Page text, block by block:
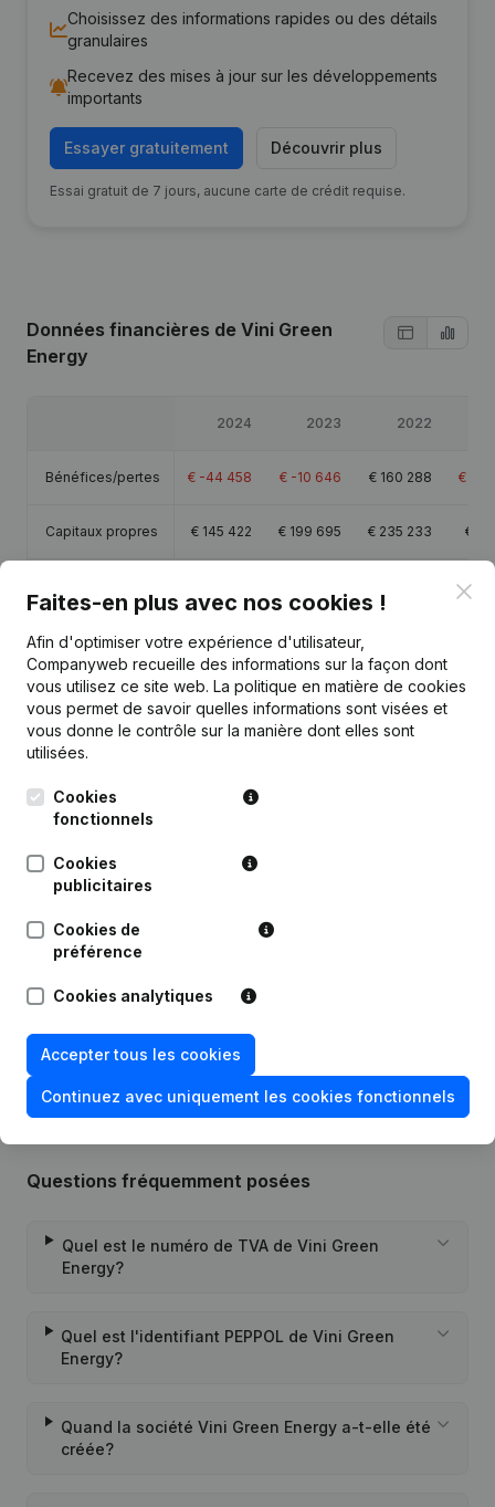
Choisissez des informations rapides ou des détails
granulaires
Recevez des mises à jour sur les développements
importants
Essayer gratuitement Découvrir plus
Essai gratuit de 7 jours, aucune carte de crédit requise.
Données financières de Vini Green
Energy
2024 2023 2022
Bénéfices/pertes € -44 458 € -10 646 € 160 288 €
Capitaux propres € 145 422 € 199 695 € 235 233 €
€
Publicationsde Vini Green Energy
25-02-2020
Autres Modifications, …) -
Modification Forme Juridique -
07-05-2019
04-11-2016
Personne Morale, Ouverture
Succursale, etc...)
Questions fréquemment posées
Quel est le numéro de TVA de Vini Green
Energy?
Quel est l'identifiant PEPPOL de Vini Green
Energy?
Quand la société Vini Green Energy a-t-elle été
créée?
Faites-en plus avec nos cookies !
Afin d'optimiser votre expérience d'utilisateur,
Companyweb recueille des informations sur la façon dont
vous utilisez ce site web. La politique en matière de cookies
vous permet de savoir quelles informations sont visées et
vous donne le contrôle sur la manière dont elles sont
utilisées.
Cookies
fonctionnels
Cookies
publicitaires
Cookies de
préférence
Cookies analytiques
Accepter tous les cookies
Continuez avec uniquement les cookies fonctionnels